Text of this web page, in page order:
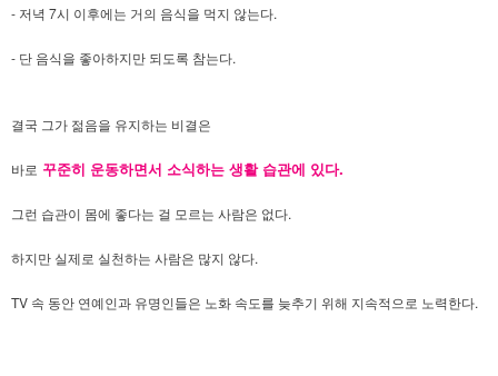
- 저녁 7시 이후에는 거의 음식을 먹지 않는다.
- 단 음식을 좋아하지만 되도록 참는다.
결국 그가 젊음을 유지하는 비결은
바로 꾸준히 운동하면서 소식하는 생활 습관에 있다.
그런 습관이 몸에 좋다는 걸 모르는 사람은 없다.
하지만 실제로 실천하는 사람은 많지 않다.
TV 속 동안 연예인과 유명인들은 노화 속도를 늦추기 위해 지속적으로 노력한다.